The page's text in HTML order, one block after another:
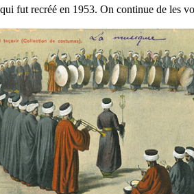
fut recréé en 1953. On continue de les